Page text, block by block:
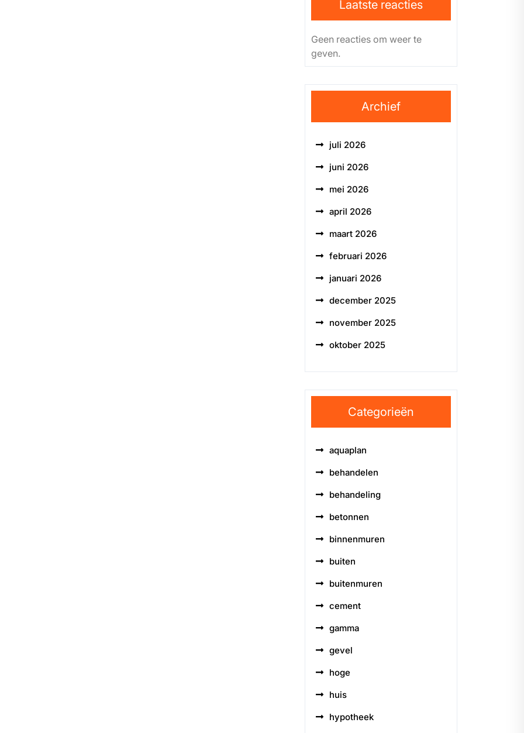
Laatste reacties
Geen reacties om weer te
geven.
Archief
juli 2026
juni 2026
mei 2026
april 2026
maart 2026
februari 2026
januari 2026
december 2025
november 2025
oktober 2025
Categorieën
aquaplan
behandelen
behandeling
betonnen
binnenmuren
buiten
buitenmuren
cement
gamma
gevel
hoge
huis
hypotheek